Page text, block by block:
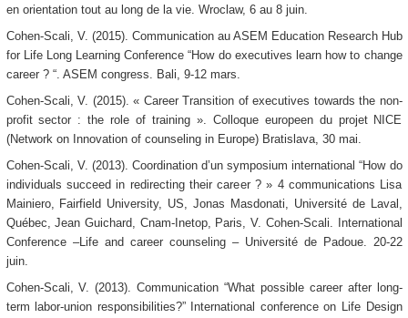
en orientation tout au long de la vie. Wroclaw, 6 au 8 juin.
Cohen-Scali, V. (2015). Communication au ASEM Education Research Hub
for Life Long Learning Conference “How do executives learn how to change
career ? “. ASEM congress. Bali, 9-12 mars.
Cohen-Scali, V. (2015). « Career Transition of executives towards the non-
profit sector : the role of training ». Colloque europeen du projet NICE
(Network on Innovation of counseling in Europe) Bratislava, 30 mai.
Cohen-Scali, V. (2013). Coordination d’un symposium international “How do
individuals succeed in redirecting their career ? » 4 communications Lisa
Mainiero, Fairfield University, US, Jonas Masdonati, Université de Laval,
Québec, Jean Guichard, Cnam-Inetop, Paris, V. Cohen-Scali. International
Conference –Life and career counseling – Université de Padoue. 20-22
juin.
Cohen-Scali, V. (2013). Communication “What possible career after long-
term labor-union responsibilities?” International conference on Life Design